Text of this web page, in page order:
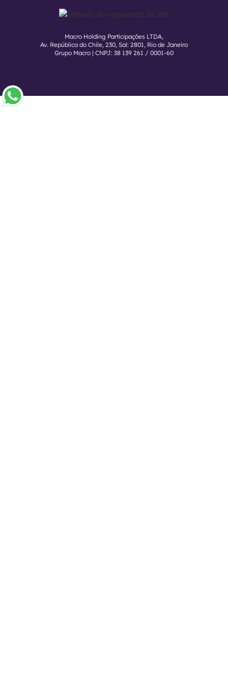
Macro Holding Participações LTDA,
Av. República do Chile, 230, Sal: 2801, Rio de Janeiro
Grupo Macro | CNPJ: 38 139 261 / 0001-60